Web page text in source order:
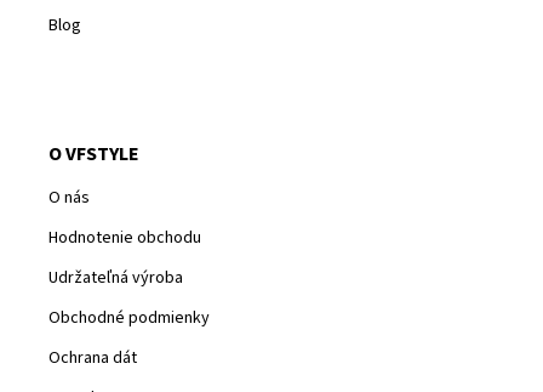
Blog
O VFSTYLE
O nás
Hodnotenie obchodu
Udržateľná výroba
Obchodné podmienky
Ochrana dát